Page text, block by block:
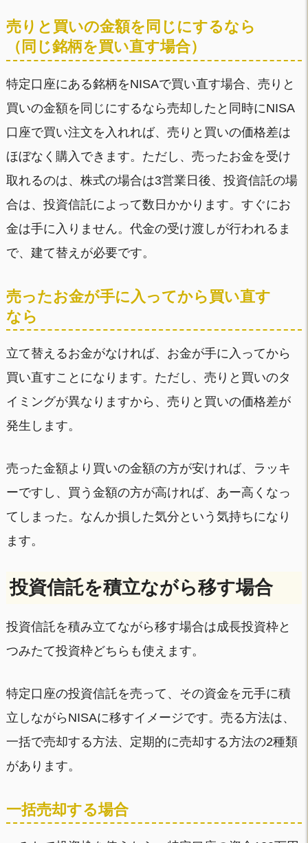
売りと買いの金額を同じにするなら
（同じ銘柄を買い直す場合）
特定口座にある銘柄をNISAで買い直す場合、売りと
買いの金額を同じにするなら売却したと同時にNISA
口座で買い注文を入れれば、売りと買いの価格差は
ほぼなく購入できます。ただし、売ったお金を受け
取れるのは、株式の場合は3営業日後、投資信託の場
合は、投資信託によって数日かかります。すぐにお
金は手に入りません。代金の受け渡しが行われるま
で、建て替えが必要です。
売ったお金が手に入ってから買い直す
なら
立て替えるお金がなければ、お金が手に入ってから
買い直すことになります。ただし、売りと買いのタ
イミングが異なりますから、売りと買いの価格差が
発生します。
売った金額より買いの金額の方が安ければ、ラッキ
ーですし、買う金額の方が高ければ、あー高くなっ
てしまった。なんか損した気分という気持ちになり
ます。
投資信託を積立ながら移す場合
投資信託を積み立てながら移す場合は成長投資枠と
つみたて投資枠どちらも使えます。
特定口座の投資信託を売って、その資金を元手に積
立しながらNISAに移すイメージです。売る方法は、
一括で売却する方法、定期的に売却する方法の2種類
があります。
一括売却する場合